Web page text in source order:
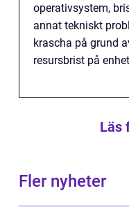
operativsystem,
annat tekniskt
krascha på grund
resursbrist på
Läs
Fler nyheter